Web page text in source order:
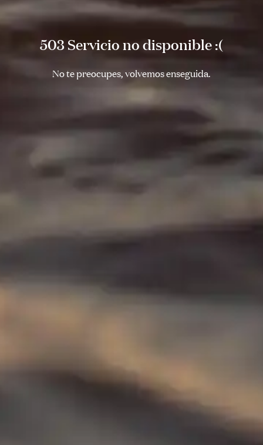
503 Servicio no disponible :(
No te preocupes, volvemos enseguida.